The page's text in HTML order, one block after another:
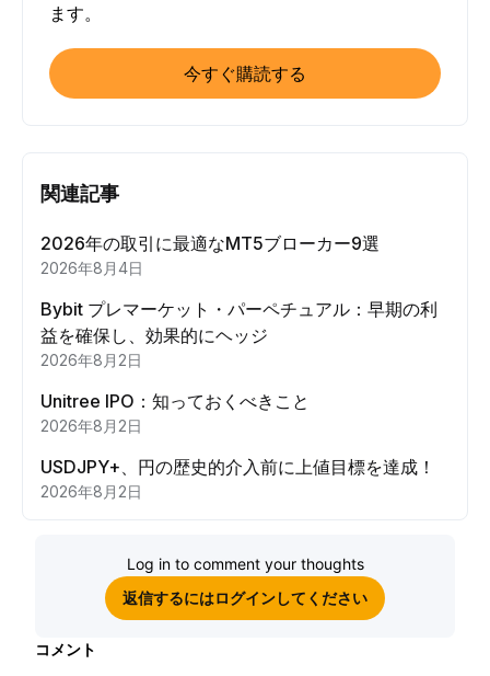
ます。
今すぐ購読する
関連記事
2026年の取引に最適なMT5ブローカー9選
2026年8月4日
Bybit プレマーケット・パーペチュアル：早期の利
益を確保し、効果的にヘッジ
2026年8月2日
Unitree IPO：知っておくべきこと
2026年8月2日
USDJPY+、円の歴史的介入前に上値目標を達成！
2026年8月2日
Log in to comment your thoughts
返信するにはログインしてください
コメント